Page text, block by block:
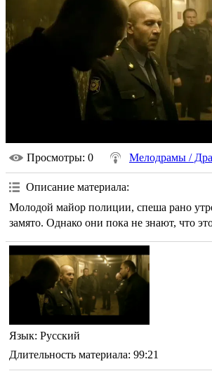
Просмотры: 0 Мелодрамы /
Описание материала:
Молодой майор полиции, спеша рано
замято. Однако они пока не знают, что
Язык: Русский
Длительность материала: 99:21